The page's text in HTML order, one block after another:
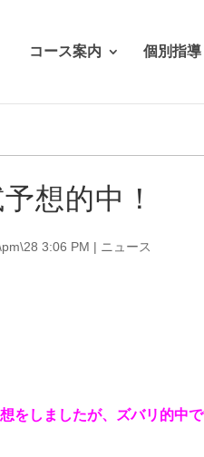
コース案内 個別指導
想的中！
3:06 PM | ニュース
をしましたが、ズバリ的中